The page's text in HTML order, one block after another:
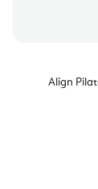
Align